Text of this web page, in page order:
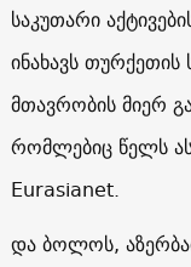
საკუთარი
ინახავს
მთავრობის მიერ
რომლებიც წელს
Eurasianet.
და ბოლოს,